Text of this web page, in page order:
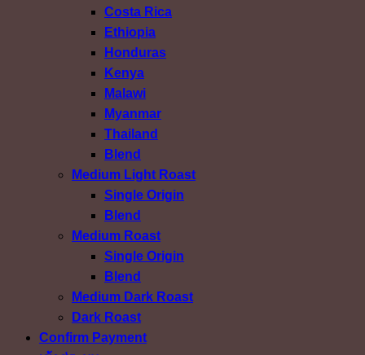
Costa Rica
Ethiopia
Honduras
Kenya
Malawi
Myanmar
Thailand
Blend
Medium Light Roast
Single Origin
Blend
Medium Roast
Single Origin
Blend
Medium Dark Roast
Dark Roast
Confirm Payment